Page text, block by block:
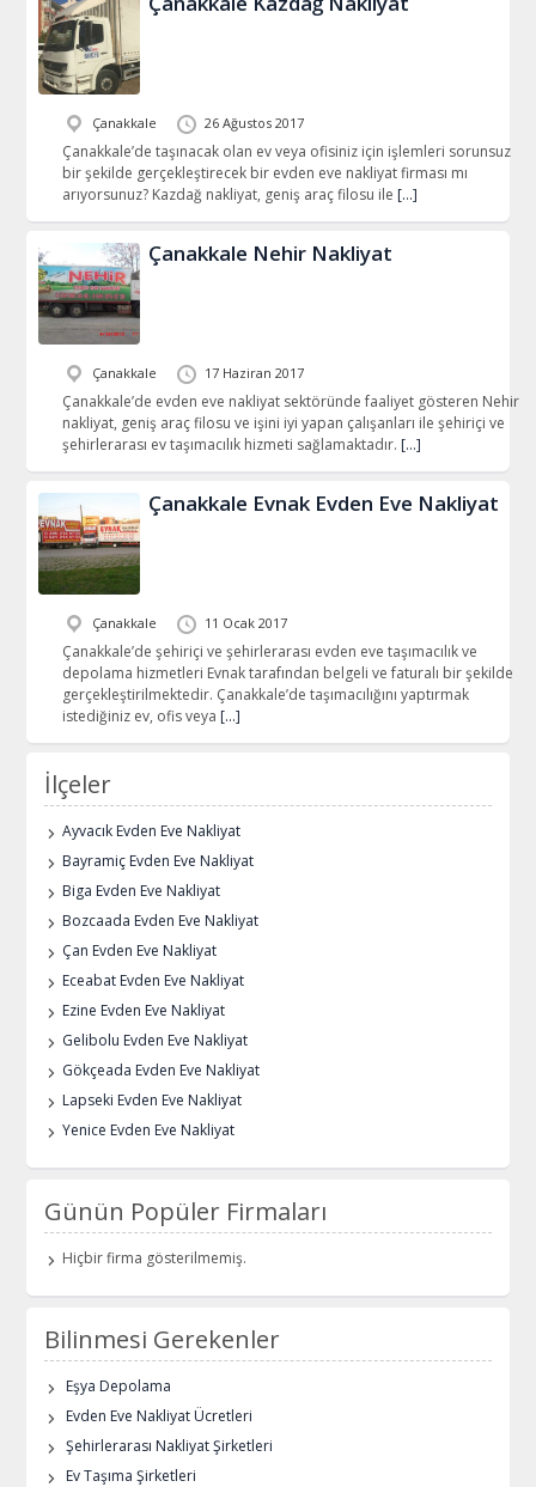
Çanakkale 26 Ağustos 2017
Çanakkale’de taşınacak olan ev veya ofisiniz için işlemleri sorunsuz
bir şekilde gerçekleştirecek bir evden eve nakliyat firması mı
arıyorsunuz? Kazdağ nakliyat, geniş araç filosu ile […]
Çanakkale Nehir Nakliyat
Çanakkale 17 Haziran 2017
Çanakkale’de evden eve nakliyat sektöründe faaliyet gösteren Nehir
nakliyat, geniş araç filosu ve işini iyi yapan çalışanları ile şehiriçi ve
şehirlerarası ev taşımacılık hizmeti sağlamaktadır. […]
Çanakkale Evnak Evden Eve Nakliyat
Çanakkale 11 Ocak 2017
Çanakkale’de şehiriçi ve şehirlerarası evden eve taşımacılık ve
depolama hizmetleri Evnak tarafından belgeli ve faturalı bir şekilde
gerçekleştirilmektedir. Çanakkale’de taşımacılığını yaptırmak
istediğiniz ev, ofis veya […]
İlçeler
Ayvacık Evden Eve Nakliyat
Bayramiç Evden Eve Nakliyat
Biga Evden Eve Nakliyat
Bozcaada Evden Eve Nakliyat
Çan Evden Eve Nakliyat
Eceabat Evden Eve Nakliyat
Ezine Evden Eve Nakliyat
Gelibolu Evden Eve Nakliyat
Gökçeada Evden Eve Nakliyat
Lapseki Evden Eve Nakliyat
Yenice Evden Eve Nakliyat
Günün Popüler Firmaları
Hiçbir firma gösterilmemiş.
Bilinmesi Gerekenler
Eşya Depolama
Evden Eve Nakliyat Ücretleri
Şehirlerarası Nakliyat Şirketleri
Ev Taşıma Şirketleri